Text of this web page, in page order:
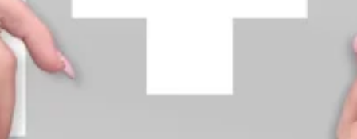
info@diamondline.lt
Prisijungti